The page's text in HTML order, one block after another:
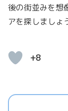
後の街並みを想
アを探しましょ
+8